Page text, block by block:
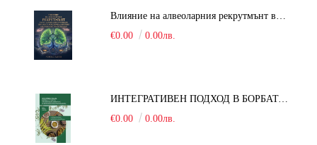
€0.00
0.00лв.
ИНТЕГРАТИВЕН ПОДХОД В БОРБАТА С COVID-19: От патогенезата на Sars-Cov-2 до фитомедицината и етноботаниката. Антивирусна активност и терапевтичен потенциал на българските лечебни растения
€0.00
0.00лв.